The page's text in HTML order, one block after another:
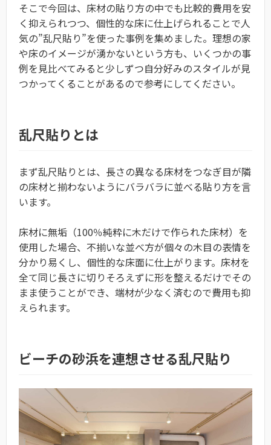
そこで今回は、床材の貼り方の中でも比較的費用を安
く抑えられつつ、個性的な床に仕上げられることで人
気の”乱尺貼り”を使った事例を集めました。理想の家
や床のイメージが湧かないという方も、いくつかの事
例を見比べてみると少しずつ自分好みのスタイルが見
つかってくることがあるので参考にしてください。
乱尺貼りとは
まず乱尺貼りとは、長さの異なる床材をつなぎ目が隣
の床材と揃わないようにバラバラに並べる貼り方を言
います。
床材に無垢（100％純粋に木だけで作られた床材）を
使用した場合、不揃いな並べ方が個々の木目の表情を
分かり易くし、個性的な床面に仕上がります。床材を
全て同じ長さに切りそろえずに形を整えるだけでその
まま使うことができ、端材が少なく済むので費用も抑
えられます。
ビーチの砂浜を連想させる乱尺貼り